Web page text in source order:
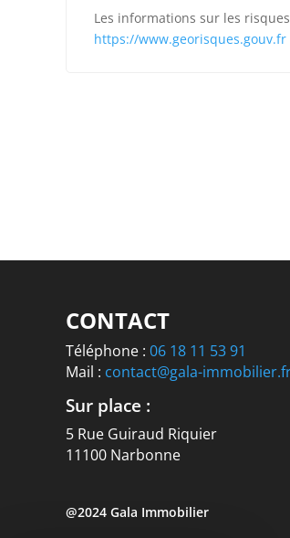
Les informations sur les
https://www.georisques.gouv.fr
CONTACT
Téléphone : 06 18 11 53 91
Mail : contact@gala-
Sur place :
5 Rue Guiraud Riquier
11100 Narbonne
@2024 Gala Immobilier